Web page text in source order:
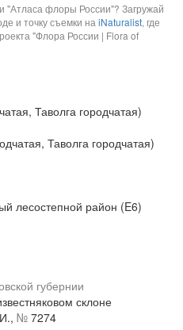
"Атласа флоры России"? Загружай
и точку съемки на iNaturalist, где
"Флора России | Flora of
Таволга городчатая)
Таволга городчатая)
лесостепной район (E6)
губернии
склоне
№ 7274